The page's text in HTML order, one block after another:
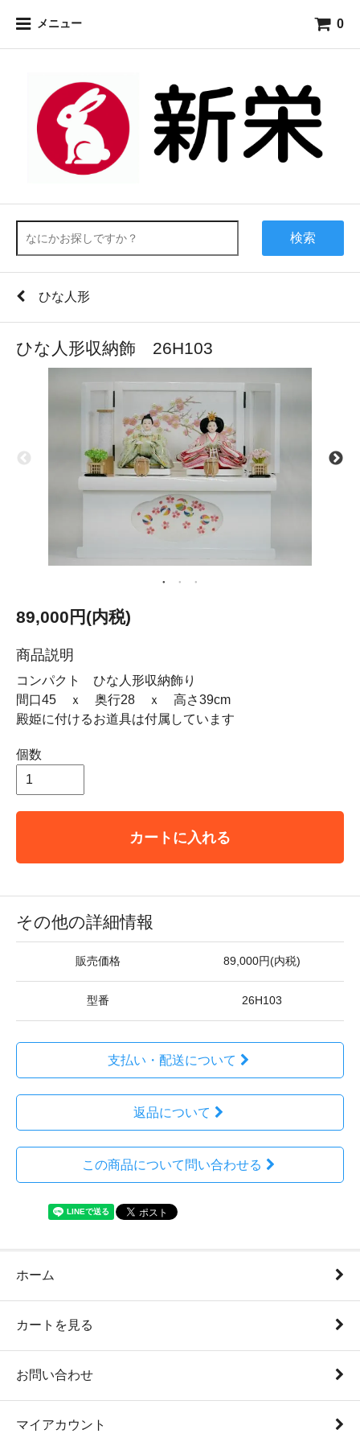
メニュー 0
検索
ひな人形
ひな人形収納飾 26H103
89,000円(内税)
商品説明
コンパクト ひな人形収納飾り
間口45 ｘ 奥行28 ｘ 高さ39cm
殿姫に付けるお道具は付属しています
個数
カートに入れる
その他の詳細情報
販売価格 89,000円(内税)
型番 26H103
支払い・配送について
返品について
この商品について問い合わせる
ホーム
カートを見る
お問い合わせ
マイアカウント